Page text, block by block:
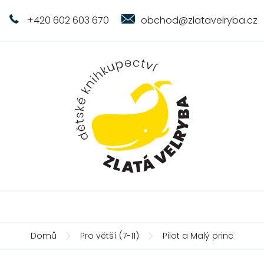
+420 602 603 670 obchod@zlatavelryba.cz
Domů Pro větší (7-11) Pilot a Malý princ